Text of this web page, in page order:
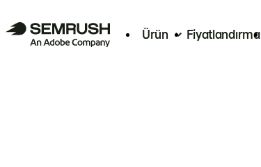
Ürün Fiyatlandırma